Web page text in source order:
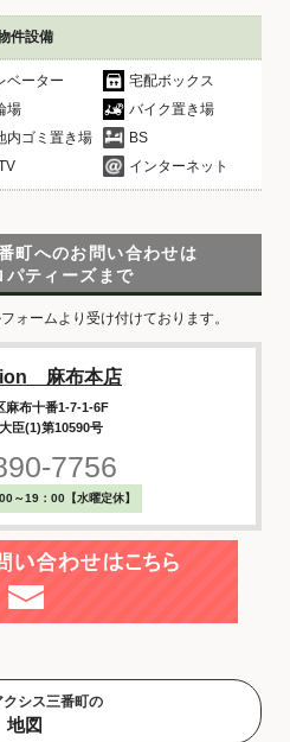
件設備
ベーター
宅配ボックス
場
バイク置き場
内ゴミ置き場
BS
インターネット
町へのお問い合わせは
パティーズまで
ォームより受け付けております。
麻布本店
麻布十番1-7-1-6F
臣(1)第10590号
7756
～19：00【水曜定休】
シス三番町の
地図